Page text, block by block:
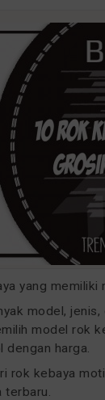
yang
model,
model rok
dengan harga.
rok kebaya
terbaru.